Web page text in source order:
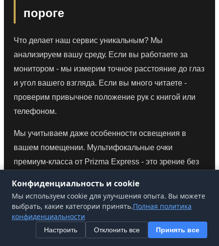
пороге
Что делает наш сервис уникальным? Мы
анализируем вашу среду. Если вы работаете за
монитором - мы измерим точное расстояние до глаз
и угол вашего взгляда. Если вы много читаете -
проверим привычное положение рук с книгой или
телефоном.
Мы учитываем даже особенности освещения в
вашем помещении. Мультифокальные очки
премиум-класса от Prizma Express - это зрение без
измерениям в условиях, где вы будете ими
пользоваться.
Конфиденциальность и cookie
Мы используем cookie для улучшения опыта. Вы можете
выбрать, какие категории принять.Полная политика
конфиденциальности
Настроить Отклонить все Принять все